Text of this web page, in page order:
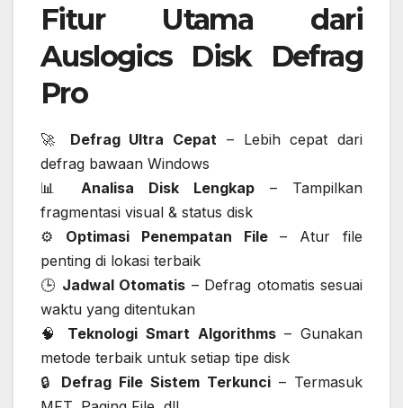
Fitur Utama dari
Auslogics Disk Defrag
Pro
🚀 Defrag Ultra Cepat – Lebih cepat dari
defrag bawaan Windows
📊 Analisa Disk Lengkap – Tampilkan
fragmentasi visual & status disk
⚙️ Optimasi Penempatan File– Atur file
penting di lokasi terbaik
🕒 Jadwal Otomatis – Defrag otomatis sesuai
waktu yang ditentukan
🧠 Teknologi Smart Algorithms– Gunakan
metode terbaik untuk setiap tipe disk
🔒 Defrag File Sistem Terkunci – Termasuk